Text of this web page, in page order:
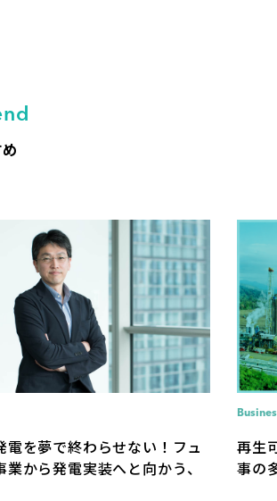
電を夢で終わらせない！フュ
から発電実装へと向かう、
再生
事の